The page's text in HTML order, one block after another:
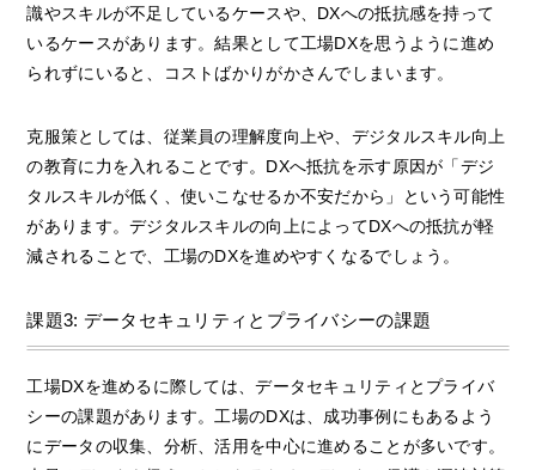
識やスキルが不足しているケースや、DXへの抵抗感を持って
いるケースがあります。結果として工場DXを思うように進め
られずにいると、コストばかりがかさんでしまいます。
克服策としては、従業員の理解度向上や、デジタルスキル向上
の教育に力を入れることです。DXへ抵抗を示す原因が「デジ
タルスキルが低く、使いこなせるか不安だから」という可能性
があります。デジタルスキルの向上によってDXへの抵抗が軽
減されることで、工場のDXを進めやすくなるでしょう。
課題3: データセキュリティとプライバシーの課題
工場DXを進めるに際しては、データセキュリティとプライバ
シーの課題があります。工場のDXは、成功事例にもあるよう
にデータの収集、分析、活用を中心に進めることが多いです。